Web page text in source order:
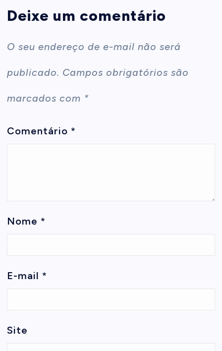
Deixe um comentário
O seu endereço de e-mail não será
publicado. Campos obrigatórios são
marcados com *
Comentário *
Nome *
E-mail *
Site